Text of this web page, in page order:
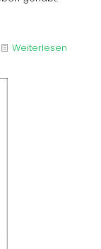
Weiterlesen